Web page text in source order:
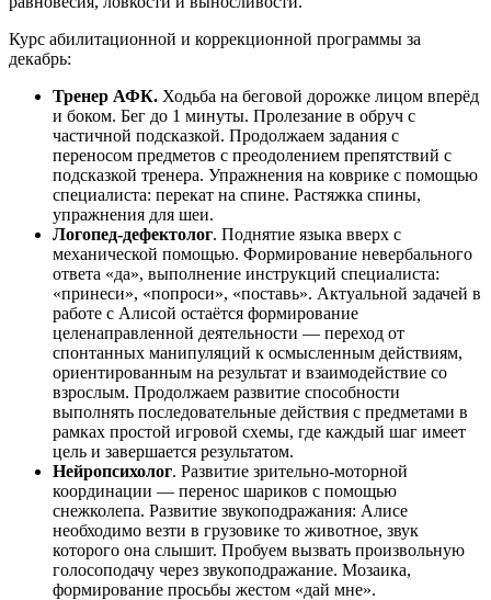
Курс абилитационной и коррекционной программы за
декабрь:
Тренер АФК. Ходьба на беговой дорожке лицом вперёд
и боком. Бег до 1 минуты. Пролезание в обруч с
частичной подсказкой. Продолжаем задания с
переносом предметов с преодолением препятствий с
подсказкой тренера. Упражнения на коврике с помощью
специалиста: перекат на спине. Растяжка спины,
упражнения для шеи.
Логопед-дефектолог. Поднятие языка вверх с
механической помощью. Формирование невербального
ответа «да», выполнение инструкций специалиста:
«принеси», «попроси», «поставь». Актуальной задачей в
работе с Алисой остаётся формирование
целенаправленной деятельности — переход от
спонтанных манипуляций к осмысленным действиям,
ориентированным на результат и взаимодействие со
взрослым. Продолжаем развитие способности
выполнять последовательные действия с предметами в
рамках простой игровой схемы, где каждый шаг имеет
цель и завершается результатом.
Нейропсихолог. Развитие зрительно-моторной
координации — перенос шариков с помощью
снежколепа. Развитие звукоподражания: Алисе
необходимо везти в грузовике то животное, звук
которого она слышит. Пробуем вызвать произвольную
голосоподачу через звукоподражание. Мозаика,
формирование просьбы жестом «дай мне».